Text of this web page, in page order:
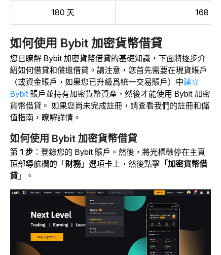
180 天 168 小
如何使用 Bybit 加密貨幣借貸
您已瞭解 Bybit 加密貨幣借貸的基礎知識，下面將逐步介
紹如何借貸和償還借貸。請注意，您首先需要在現貨賬戶
（或資金賬戶，如果您已升級爲統一交易賬戶）中建立
Bybit 賬戶並持有加密貨幣資產，然後才能使用 Bybit 加密
貨幣借貸。 如果您尚未完成註冊，請查看我們的註冊和儲
值指南，瞭解詳情。
如何使用 Bybit 加密貨幣借貸
第 1 步 ：登錄您的 Bybit 賬戶。然後，將光標懸停在主頁
頂部導航欄的「財務」選項卡上，然後點擊 「加密貨幣借
貸 」 。